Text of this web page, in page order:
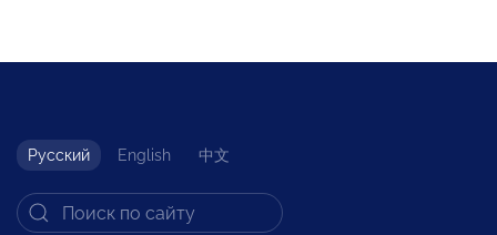
Русский English 中文